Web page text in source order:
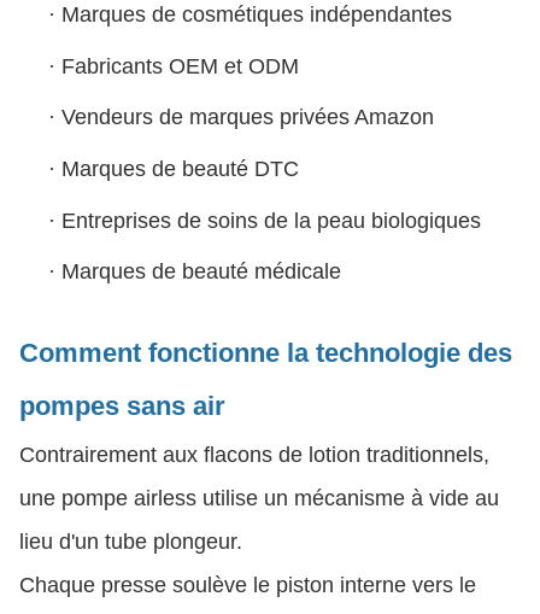
· Marques de cosmétiques indépendantes
· Fabricants OEM et ODM
· Vendeurs de marques privées Amazon
· Marques de beauté DTC
· Entreprises de soins de la peau biologiques
· Marques de beauté médicale
Comment fonctionne la technologie des
pompes sans air
Contrairement aux flacons de lotion traditionnels,
une pompe airless utilise un mécanisme à vide au
lieu d'un tube plongeur.
Chaque presse soulève le piston interne vers le